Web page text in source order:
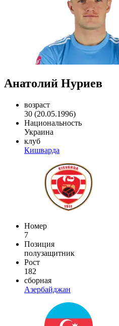
Анатолий Нуриев
возраст
30 (20.05.1996)
Национальность
Украина
клуб
Кишварда
Номер
7
Позиция
полузащитник
Рост
182
сборная
Азербайджан